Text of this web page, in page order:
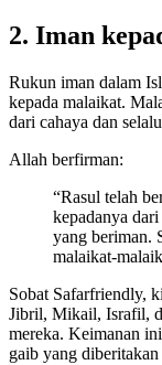
2. Iman
Rukun iman dalam
kepada malaikat.
dari cahaya dan
Allah berfirman:
“Rasul telah
kepadanya
yang beriman.
malaikat-
Sobat Safarfriendly,
Jibril, Mikail, Israfil,
mereka. Keimanan
gaib yang